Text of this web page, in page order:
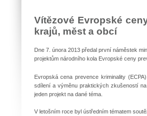
Vítězové Evropské
krajů, měst a obcí
Dne 7. února 2013 předal první náměstek
projektům národního kola Evropské ceny
Evropská cena prevence kriminality
sdílení a výměnu praktických zkušeností
jeden projekt na dané téma.
V letošním roce byl ústředním tématem